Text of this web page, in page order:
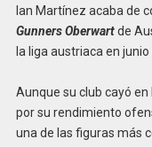
Ian Martínez acaba de
Gunners Oberwartde
la liga austriaca en junio
Aunque su club cayó
por su rendimiento
una de las figuras más